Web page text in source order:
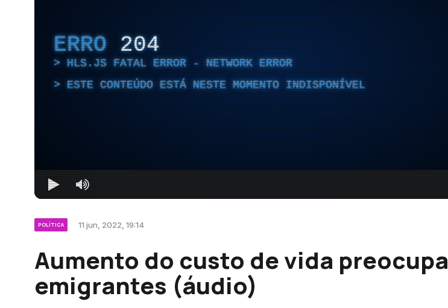
ERRO 204
HLS.JS FATAL ERROR - NETWORK ERROR
ESTE CONTEÚDO ESTÁ NESTE MOMENTO INDISPONÍVEL
POLÍTICA 11 jun, 2022, 19:14
Aumento do custo de vida preocupa
emigrantes (áudio)